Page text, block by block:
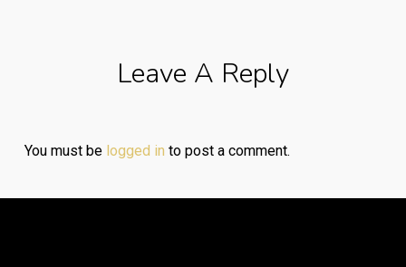
Leave A Reply
You must be logged in to post a comment.